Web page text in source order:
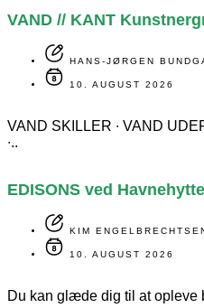
VAND // KANT
HANS-JØRGEN
10. AUGUST 2026
VAND SKILLER ∙ VAND
∙..
EDISONS ved
KIM
10. AUGUST 2026
Du kan glæde dig til at opleve